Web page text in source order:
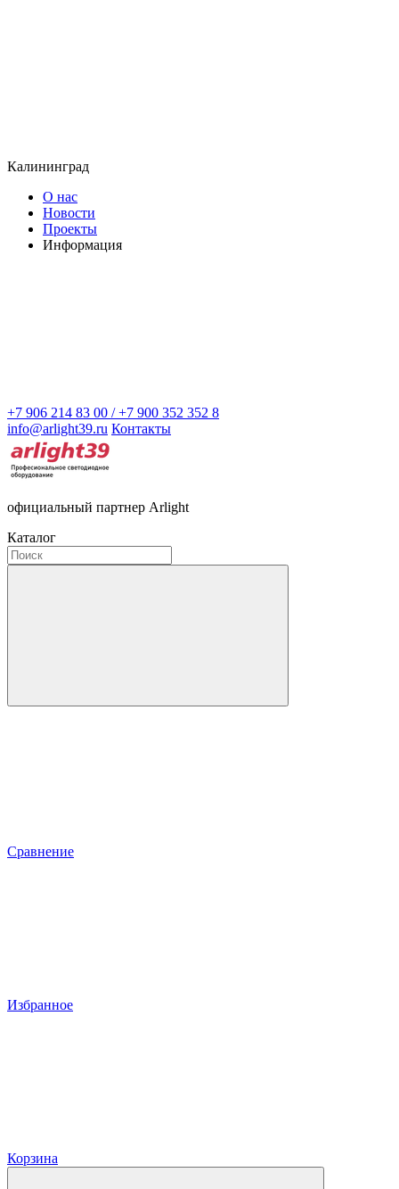
Калининград
О нас
Новости
Проекты
Информация
+7 906 214 83 00 / +7 900 352 352 8
info@arlight39.ru Контакты
официальный партнер Arlight
Каталог
Сравнение
Избранное
Корзина